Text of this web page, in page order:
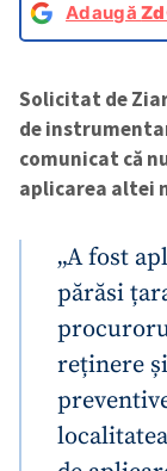
Adaugă
Solicitat de
de
comunicat că
aplicarea altei
„A fost
părăsi
reținere